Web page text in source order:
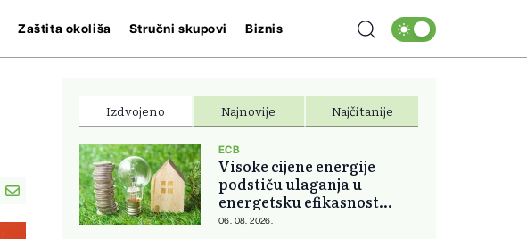
Zaštita okoliša Stručni skupovi Biznis
Izdvojeno Najnovije Najčitanije
ECB
Visoke cijene energije
podstiču ulaganja u
energetsku efikasnost
domova
06. 08. 2026.